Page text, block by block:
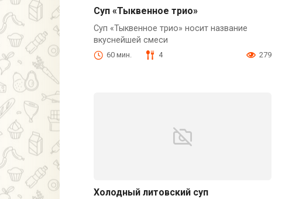
Суп «Тыквенное трио»
Суп «Тыквенное трио» носит название
вкуснейшей смеси
60 мин. 4 279
Холодный литовский суп